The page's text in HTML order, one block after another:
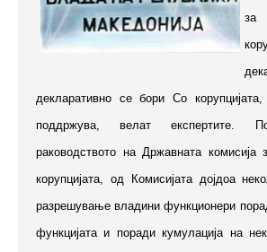
за
декларативно се бори Со
поддржува, велат експертите.
раководството на Државната комисија
корупцијата, од Комисијата дојдоа
разрешување владини функционери
функцијата и поради кумулација на